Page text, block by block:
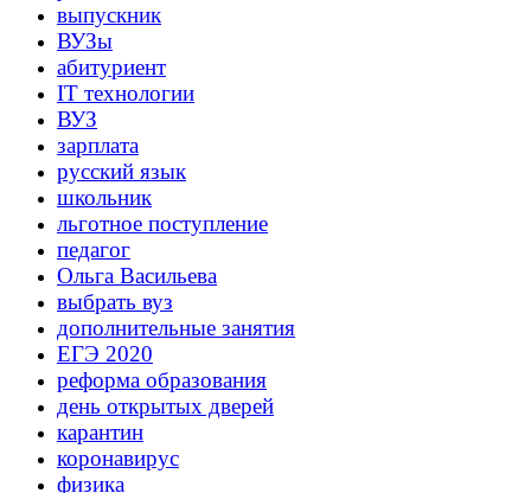
выпускник
ВУЗы
абитуриент
IT технологии
ВУЗ
зарплата
русский язык
школьник
льготное поступление
педагог
Ольга Васильева
выбрать вуз
дополнительные занятия
ЕГЭ 2020
реформа образования
день открытых дверей
карантин
коронавирус
физика